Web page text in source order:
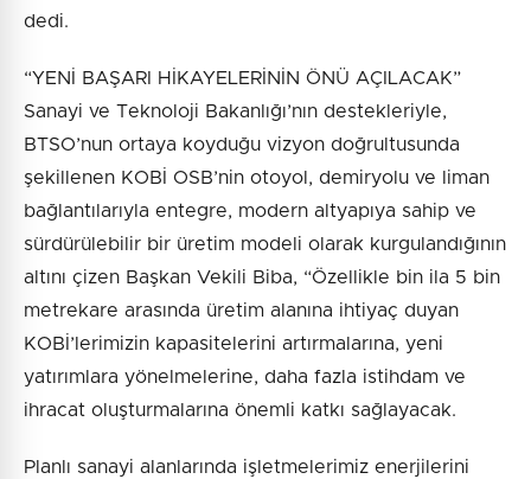
dedi.
“YENİ BAŞARI HİKAYELERİNİN ÖNÜ AÇILACAK”
Sanayi ve Teknoloji Bakanlığı’nın destekleriyle,
BTSO’nun ortaya koyduğu vizyon doğrultusunda
şekillenen KOBİ OSB’nin otoyol, demiryolu ve liman
bağlantılarıyla entegre, modern altyapıya sahip ve
sürdürülebilir bir üretim modeli olarak kurgulandığının
altını çizen Başkan Vekili Biba, “Özellikle bin ila 5 bin
metrekare arasında üretim alanına ihtiyaç duyan
KOBİ’lerimizin kapasitelerini artırmalarına, yeni
yatırımlara yönelmelerine, daha fazla istihdam ve
ihracat oluşturmalarına önemli katkı sağlayacak.
Planlı sanayi alanlarında işletmelerimiz enerjilerini